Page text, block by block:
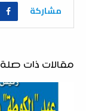
مشاركة
مقالات ذات صلة